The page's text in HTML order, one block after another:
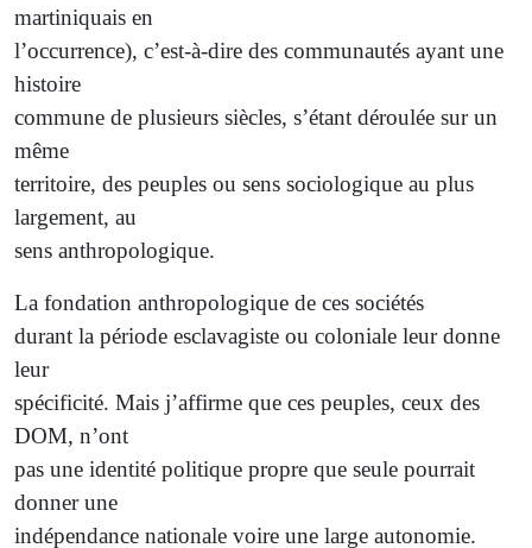
martiniquais en
l’occurrence), c’est-à-dire des communautés ayant une
histoire
commune de plusieurs siècles, s’étant déroulée sur un
même
territoire, des peuples ou sens sociologique au plus
largement, au
sens anthropologique.
La fondation anthropologique de ces sociétés
durant la période esclavagiste ou coloniale leur donne
leur
spécificité. Mais j’affirme que ces peuples, ceux des
DOM, n’ont
pas une identité politique propre que seule pourrait
donner une
indépendance nationale voire une large autonomie.